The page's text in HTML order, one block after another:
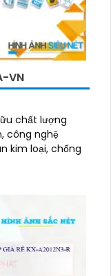
VN
chất lượng
công nghệ
kim loại, chống